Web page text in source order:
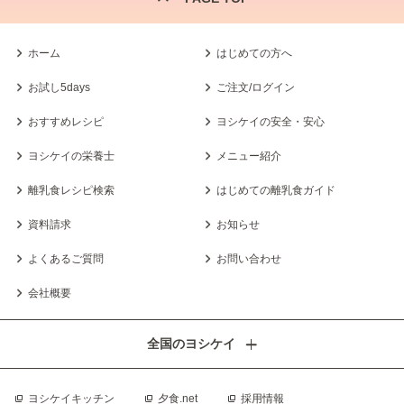
ホーム はじめての方へ
お試し5days ご注文/ログイン
おすすめレシピ ヨシケイの安全・安心
ヨシケイの栄養士 メニュー紹介
離乳食レシピ検索 はじめての離乳食ガイド
資料請求 お知らせ
よくあるご質問 お問い合わせ
会社概要
ヨシケイキッチン 夕食.net 採用情報
全国のヨシケイ